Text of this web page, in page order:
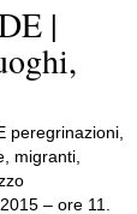
|
peregrinazioni,
migranti,
– ore 11.